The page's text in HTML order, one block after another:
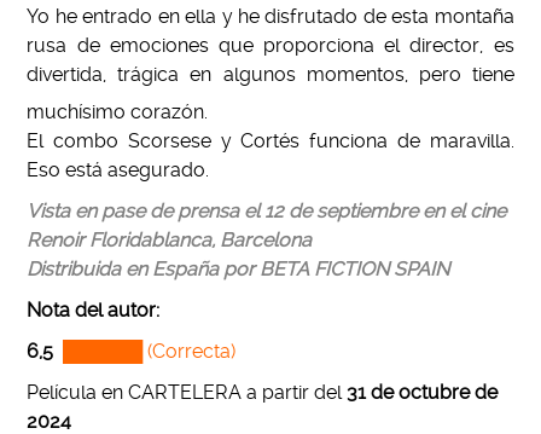
Yo he entrado en ella y he disfrutado de esta montaña
rusa de emociones que proporciona el director, es
divertida, trágica en algunos momentos, pero tiene
muchísimo corazón.
El combo Scorsese y Cortés funciona de maravilla.
Eso está asegurado.
Vista en pase de prensa el 12 de septiembre en el cine
Renoir Floridablanca, Barcelona
Distribuida en España por BETA FICTION SPAIN
Nota del autor:
6,5
██████ (Correcta)
Película en CARTELERA a partir del31 de octubre de
2024